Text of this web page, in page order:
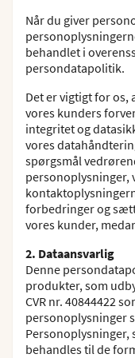
Når du giver
behandlet i
persondatapolitik.
Det er vigtigt for os,
vores kunders
integritet og
vores
spørgsmål
personoplysninger,
forbedringer og
vores kunder,
2. Dataansvarlig
Denne
produkter, som
CVR nr. 40844422
personoplysninger
Personoplysninger,
behandles til de